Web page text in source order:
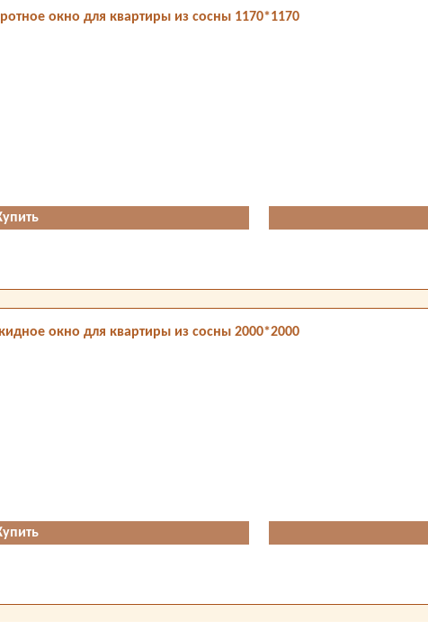
окно для квартиры из сосны 1170*1170
окно для квартиры из сосны 2000*2000